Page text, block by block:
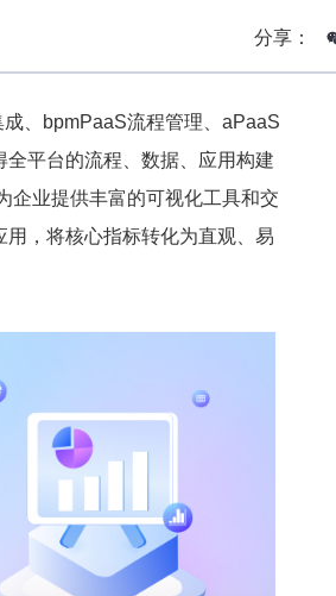
分享：
、bpmPaaS流程管理、aPaaS
平台的流程、数据、应用构建
企业提供丰富的可视化工具和交
，将核心指标转化为直观、易